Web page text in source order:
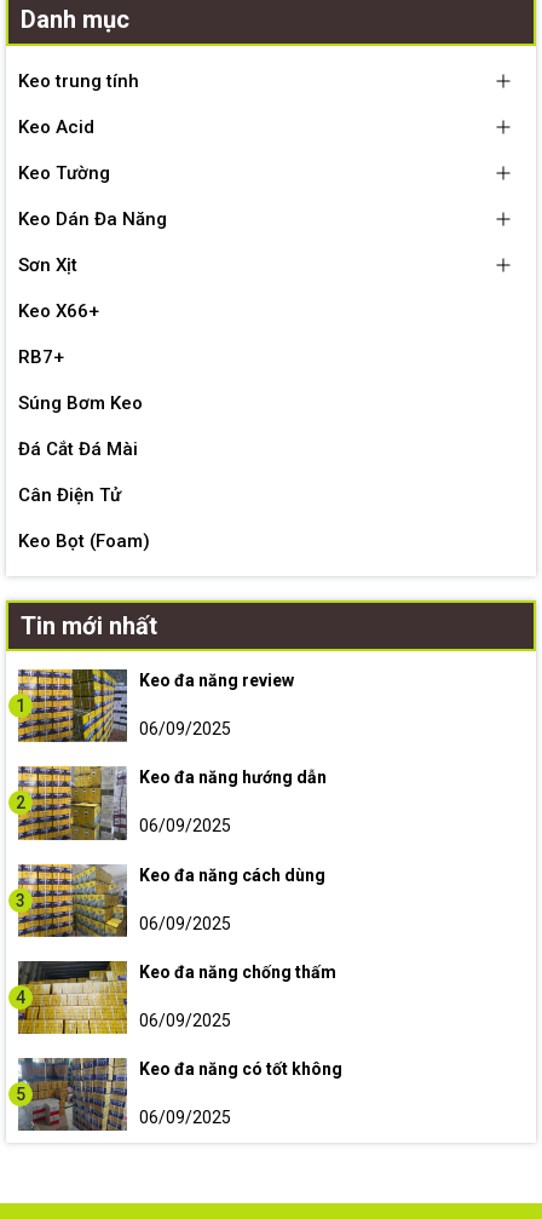
Danh mục
Keo trung tính
Keo Acid
Keo Tường
Keo Dán Đa Năng
Sơn Xịt
Keo X66+
RB7+
Súng Bơm Keo
Đá Cắt Đá Mài
Cân Điện Tử
Keo Bọt (Foam)
Tin mới nhất
1
Keo đa năng review
06/09/2025
2
Keo đa năng hướng dẫn
06/09/2025
3
Keo đa năng cách dùng
06/09/2025
4
Keo đa năng chống thấm
06/09/2025
5
Keo đa năng có tốt không
06/09/2025